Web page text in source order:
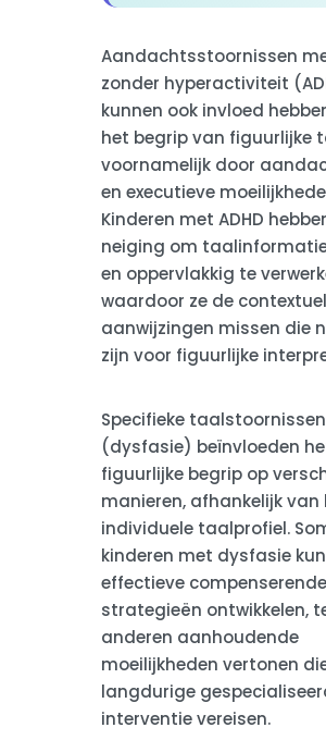
Aandachtsstoornissen
zonder hyperactiviteit
kunnen ook invloed
het begrip van figuurlijke
voornamelijk door
en executieve
Kinderen met ADHD
neiging om
en oppervlakkig te
waardoor ze de
aanwijzingen missen die
zijn voor figuurlijke
Specifieke taalstoornissen
(dysfasie) beïnvloeden
figuurlijke begrip op
manieren, afhankelijk van
individuele taalprofiel.
kinderen met dysfasie
effectieve compenserende
strategieën ontwikkelen,
anderen aanhoudende
moeilijkheden vertonen
langdurige
interventie vereisen.